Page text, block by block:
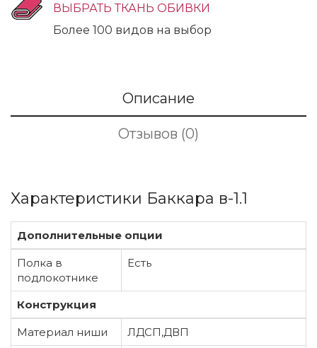
ВЫБРАТЬ ТКАНЬ ОБИВКИ
Более 100 видов на выбор
Описание
Отзывов (0)
Характеристики Баккара в-1.1
Дополнительные опции
Полка в
подлокотнике
Есть
Конструкция
Материал ниши
ЛДСП,ДВП